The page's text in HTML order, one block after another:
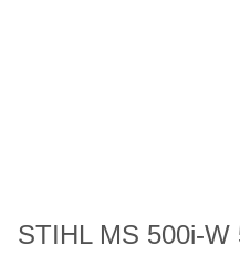
STIHL MS 500i-W